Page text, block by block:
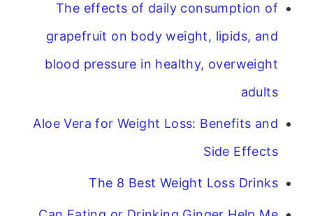
The effects of daily consumption of
grapefruit on body weight, lipids, and
blood pressure in healthy, overweight
adults
Aloe Vera for Weight Loss: Benefits and
Side Effects
The 8 Best Weight Loss Drinks